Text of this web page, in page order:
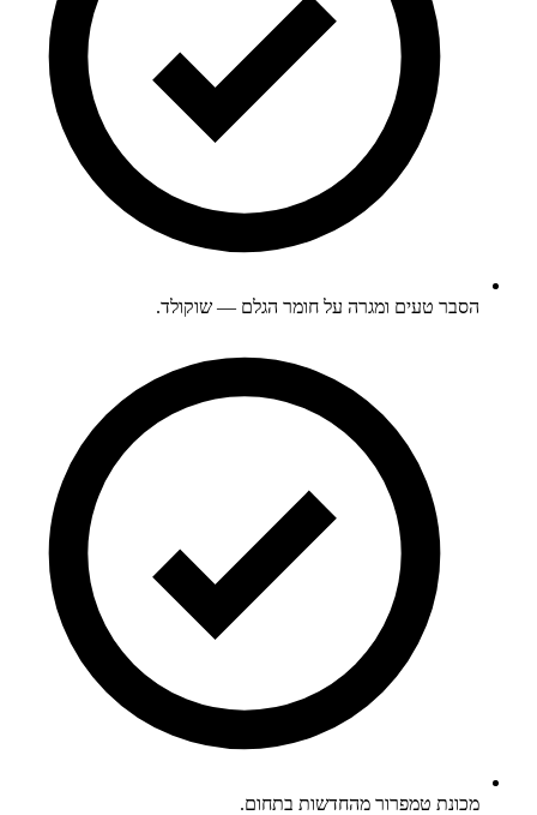
הסבר טעים ומגרה על חומר הגלם — שוקולד.
מכונת טמפרור מהחדשות בתחום.